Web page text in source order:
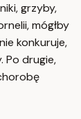
grzyby,
mógłby
konkuruje,
Po drugie,